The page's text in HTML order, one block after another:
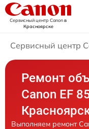
Сервисный центр Canonв
Красноярске
Сервисный центр
Ремонт
Canon EF
Выполняем ремонт